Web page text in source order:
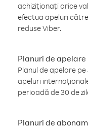
achiziționați orice
efectua apeluri
reduse Viber.
Planuri de apelare
Planul de apelare
apeluri
perioadă de 30 de
Planuri de